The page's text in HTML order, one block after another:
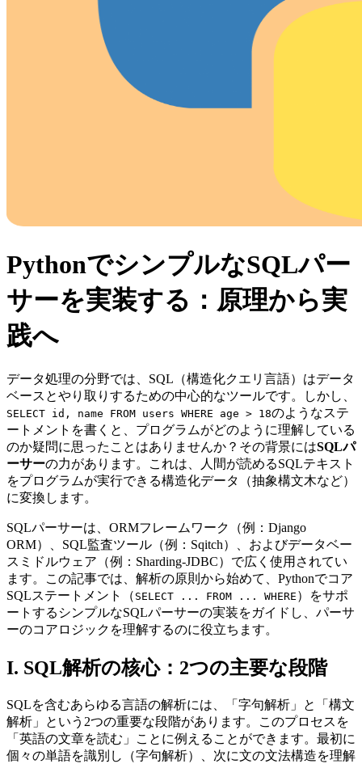
PythonでシンプルなSQLパー
サーを実装する：原理から実
践へ
データ処理の分野では、SQL（構造化クエリ言語）はデータ
ベースとやり取りするための中心的なツールです。しかし、
SELECT id, name FROM users WHERE age > 18のようなステ
ートメントを書くと、プログラムがどのように理解している
のか疑問に思ったことはありませんか？その背景にはSQLパ
ーサーの力があります。これは、人間が読めるSQLテキスト
をプログラムが実行できる構造化データ（抽象構文木など）
に変換します。
SQLパーサーは、ORMフレームワーク（例：Django
ORM）、SQL監査ツール（例：Sqitch）、およびデータベー
スミドルウェア（例：Sharding-JDBC）で広く使用されてい
ます。この記事では、解析の原則から始めて、Pythonでコア
SQLステートメント（ SELECT ... FROM ... WHERE ）をサポ
ートするシンプルなSQLパーサーの実装をガイドし、パーサ
ーのコアロジックを理解するのに役立ちます。
I. SQL解析の核心：2つの主要な段階
SQLを含むあらゆる言語の解析には、「字句解析」と「構文
解析」という2つの重要な段階があります。このプロセスを
「英語の文章を読む」ことに例えることができます。最初に
個々の単語を識別し（字句解析）、次に文の文法構造を理解